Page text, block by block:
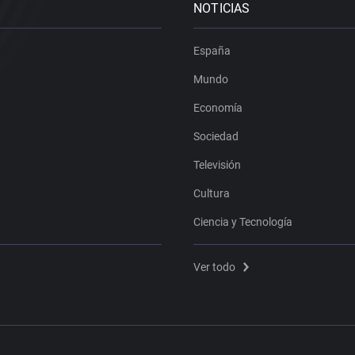
NOTICIAS
España
Mundo
Economía
Sociedad
Televisión
Cultura
Ciencia y Tecnología
Ver todo